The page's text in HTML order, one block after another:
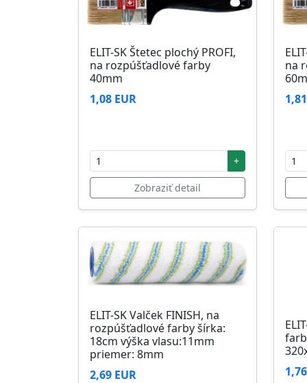
ELIT-SK Štetec plochý PROFI,
na rozpúšťadlové farby
40mm
1,08 EUR
+
Zobraziť detail
na
ELIT-SK Valček FINISH, na
rozpúšťadlové farby šírka:
18cm výška vlasu:11mm
priemer: 8mm
2,69 EUR